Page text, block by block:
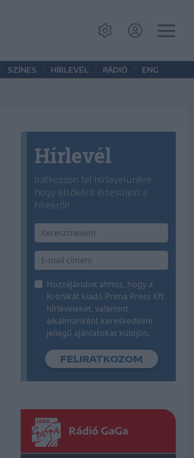
SZÍNES HÍRLEVÉL RÁDIÓ ENG
Hírlevél
Iratkozzon fel hírlevelünkre,
hogy elsőként értesüljön a
hírekről!
Hozzájárulok ahhoz, hogy a
Krónikát kiadó Príma Press Kft.
hírleveleket, valamint
alkalmanként kereskedelmi
jellegű ajánlatokat küldjön.
Rádió GaGa